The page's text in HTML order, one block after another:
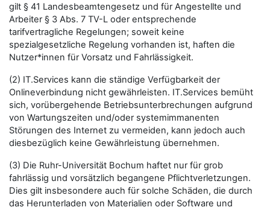
gilt § 41 Landesbeamtengesetz und für Angestellte und
Arbeiter § 3 Abs. 7 TV-L oder entsprechende
tarifvertragliche Regelungen; soweit keine
spezialgesetzliche Regelung vorhanden ist, haften die
Nutzer*innen für Vorsatz und Fahrlässigkeit.
(2) IT.Services kann die ständige Verfügbarkeit der
Onlineverbindung nicht gewährleisten. IT.Services bemüht
sich, vorübergehende Betriebsunterbrechungen aufgrund
von Wartungszeiten und/oder systemimmanenten
Störungen des Internet zu vermeiden, kann jedoch auch
diesbezüglich keine Gewährleistung übernehmen.
(3) Die Ruhr-Universität Bochum haftet nur für grob
fahrlässig und vorsätzlich begangene Pflichtverletzungen.
Dies gilt insbesondere auch für solche Schäden, die durch
das Herunterladen von Materialien oder Software und